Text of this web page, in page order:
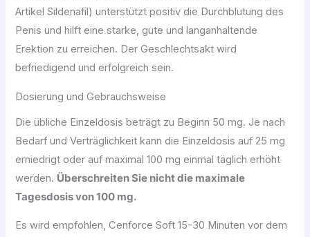
Artikel Sildenafil) unterstützt positiv die Durchblutung des
Penis und hilft eine starke, gute und langanhaltende
Erektion zu erreichen. Der Geschlechtsakt wird
befriedigend und erfolgreich sein.
Dosierung und Gebrauchsweise
Die übliche Einzeldosis beträgt zu Beginn 50 mg. Je nach
Bedarf und Verträglichkeit kann die Einzeldosis auf 25 mg
erniedrigt oder auf maximal 100 mg einmal täglich erhöht
werden. Überschreiten Sie nicht die maximale
Tagesdosis von 100 mg.
Es wird empfohlen, Cenforce Soft 15-30 Minuten vor dem